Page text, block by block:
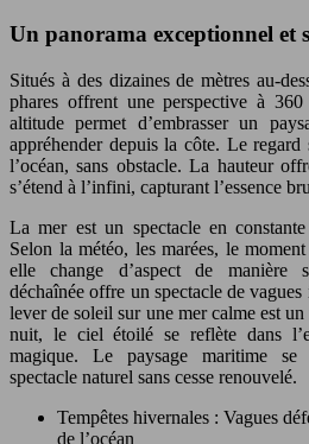
Un panorama exceptionnel et
Situés à des dizaines de mètres au-
phares offrent une perspective à
altitude permet d’embrasser un
appréhender depuis la côte. Le regard
l’océan, sans obstacle. La hauteur
s’étend à l’infini, capturant l’essence
La mer est un spectacle en
Selon la météo, les marées, le
elle change d’aspect de manière
déchaînée offre un spectacle de
lever de soleil sur une mer calme est
nuit, le ciel étoilé se reflète dans
magique. Le paysage maritime se
spectacle naturel sans cesse renouvelé.
Tempêtes hivernales : Vagues
de l’océan